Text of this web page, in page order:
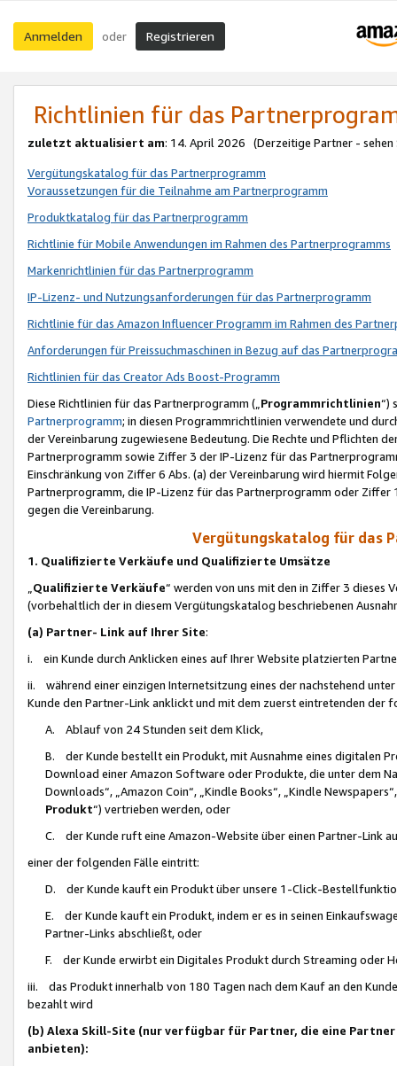
Anmelden oder Registrieren
Richtlinien für das
zuletzt aktualisiert am: 14. April 2026 (Derzeitige Partner - sehen
Vergütungskatalog für das Partnerprogramm
Voraussetzungen für die Teilnahme am Partnerprogramm
Produktkatalog für das Partnerprogramm
Richtlinie für Mobile Anwendungen im Rahmen des Partnerprogramms
Markenrichtlinien für das Partnerprogramm
IP-Lizenz- und Nutzungsanforderungen für das Partnerprogramm
Richtlinie für das Amazon Influencer Programm im Rahmen des
Anforderungen für Preissuchmaschinen in Bezug auf das
Richtlinien für das Creator Ads Boost-Programm
Diese Richtlinien für das Partnerprogramm („Programmrichtlinien“)
Partnerprogramm; in diesen Programmrichtlinien verwendete und
der Vereinbarung zugewiesene Bedeutung. Die Rechte und Pflichten
Partnerprogramm sowie Ziffer 3 der IP-Lizenz für das
Einschränkung von Ziffer 6 Abs. (a) der Vereinbarung wird hiermit
Partnerprogramm, die IP-Lizenz für das Partnerprogramm oder
gegen die Vereinbarung.
Vergütungskatalog für das
1. Qualifizierte Verkäufe und Qualifizierte Umsätze
Qualifizierte Verkäufe“ werden von uns mit den in Ziffer 3
(vorbehaltlich der in diesem Vergütungskatalog beschriebenen
(a) Partner- Link auf Ihrer Site:
i. ein Kunde durch Anklicken eines auf Ihrer Website platzierten
ii. während einer einzigen Internetsitzung eines der nachstehend
Kunde den Partner-Link anklickt und mit dem zuerst eintretenden der
A. Ablauf von 24 Stunden seit dem Klick,
B. der Kunde bestellt ein Produkt, mit Ausnahme eines digitalen
Download einer Amazon Software oder Produkte, die unter dem
Downloads“, „Amazon Coin“, „Kindle Books“, „Kindle
Produkt“) vertrieben werden, oder
C. der Kunde ruft eine Amazon-Website über einen Partner-Link
einer der folgenden Fälle eintritt:
D. der Kunde kauft ein Produkt über unsere 1-Click-
E. der Kunde kauft ein Produkt, indem er es in seinen
Partner-Links abschließt, oder
F. der Kunde erwirbt ein Digitales Produkt durch Streaming oder
iii. das Produkt innerhalb von 180 Tagen nach dem Kauf an den
bezahlt wird
(b) Alexa Skill-Site (nur verfügbar für Partner, die eine
anbieten):